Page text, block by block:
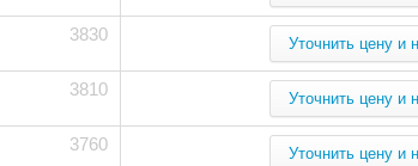
3830 Уточнить цену и
3810 Уточнить цену и
3760 Уточнить цену и